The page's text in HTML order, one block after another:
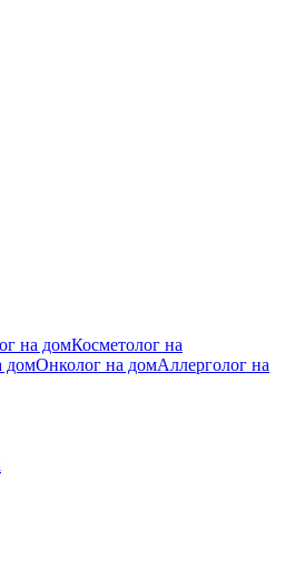
на домКосметолог на
домОнколог на домАллерголог на